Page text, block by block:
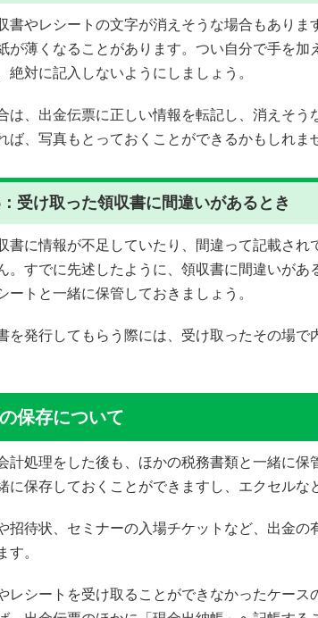
書やレシートの文字が消えそうな場合もあり
が薄くなることがあります。つい自分で手を
絶対に記入しないようにしましょう。
は、出金伝票に正しい情報を転記し、消えそ
ば、写真もとっておくことができるかもしれま
受け取った領収書に間違いがあるとき
書に情報が不足していたり、間違って記載さ
。すでに先述したように、領収書に間違いが
ートと一緒に保管しておきましょう。
を発行してもらう際には、受け取ったその場
保存について
計処理をした後も、ほかの税務書類と一緒に
に保存しておくことができますし、エクセル
招待状、セミナーの入場チケットなど、出金
す。
レシートを受け取ることができなかったケー